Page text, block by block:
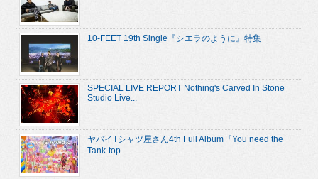
10-FEET 19th Single『シエラのように』特集
SPECIAL LIVE REPORT Nothing's Carved In Stone
Studio Live...
ヤバイTシャツ屋さん4th Full Album『You need the
Tank-top...